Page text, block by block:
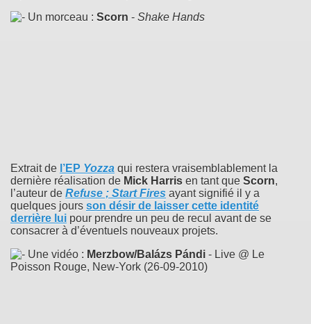
Un morceau : Scorn - Shake Hands
Extrait de l’EP Yozza qui restera vraisemblablement la
dernière réalisation de Mick Harris en tant que Scorn,
l’auteur de Refuse ; Start Fires ayant signifié il y a
quelques jours son désir de laisser cette identité
derrière lui pour prendre un peu de recul avant de se
consacrer à d’éventuels nouveaux projets.
Une vidéo : Merzbow/Balázs Pándi - Live @ Le
Poisson Rouge, New-York (26-09-2010)